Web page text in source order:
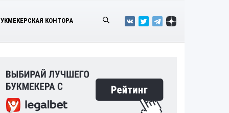
КОНТОРА